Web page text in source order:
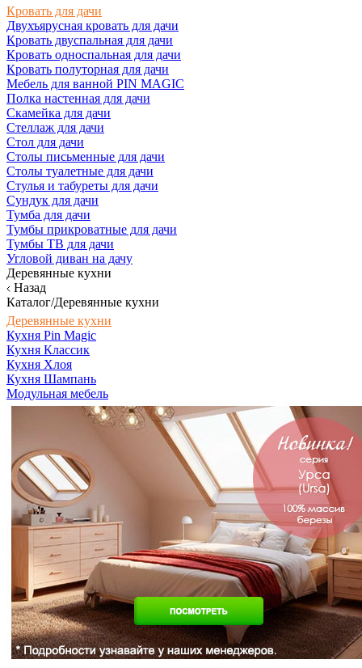
Кровать для дачи
Двухъярусная кровать для дачи
Кровать двуспальная для дачи
Кровать односпальная для дачи
Кровать полуторная для дачи
Мебель для ванной PIN MAGIC
Полка настенная для дачи
Скамейка для дачи
Стеллаж для дачи
Стол для дачи
Столы письменные для дачи
Столы туалетные для дачи
Стулья и табуреты для дачи
Сундук для дачи
Тумба для дачи
Тумбы прикроватные для дачи
Тумбы ТВ для дачи
Угловой диван на дачу
Деревянные кухни
Назад
Каталог/Деревянные кухни
Деревянные кухни
Кухня Pin Magic
Кухня Классик
Кухня Хлоя
Кухня Шампань
Модульная мебель